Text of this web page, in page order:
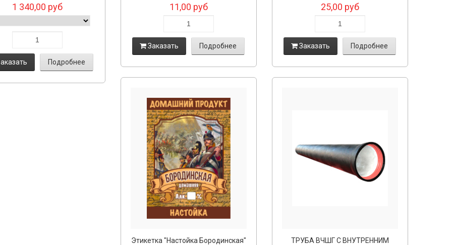
1 340,00 руб
Подробнее
11,00 руб
Заказать Подробнее
25,00 руб
Заказать Подробнее
Этикетка "Настойка Бородинская"
ТРУБА ВЧШГ С ВНУТРЕННИМ